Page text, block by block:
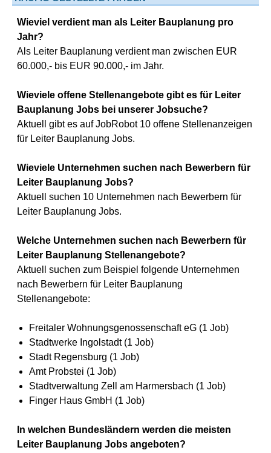
Wieviel verdient man als Leiter Bauplanung pro
Jahr?
Als Leiter Bauplanung verdient man zwischen EUR
60.000,- bis EUR 90.000,- im Jahr.
Wieviele offene Stellenangebote gibt es für Leiter
Bauplanung Jobs bei unserer Jobsuche?
Aktuell gibt es auf JobRobot 10 offene Stellenanzeigen
für Leiter Bauplanung Jobs.
Wieviele Unternehmen suchen nach Bewerbern für
Leiter Bauplanung Jobs?
Aktuell suchen 10 Unternehmen nach Bewerbern für
Leiter Bauplanung Jobs.
Welche Unternehmen suchen nach Bewerbern für
Leiter Bauplanung Stellenangebote?
Aktuell suchen zum Beispiel folgende Unternehmen
nach Bewerbern für Leiter Bauplanung
Stellenangebote:
Freitaler Wohnungsgenossenschaft eG (1 Job)
Stadtwerke Ingolstadt (1 Job)
Stadt Regensburg (1 Job)
Amt Probstei (1 Job)
Stadtverwaltung Zell am Harmersbach (1 Job)
Finger Haus GmbH (1 Job)
In welchen Bundesländern werden die meisten
Leiter Bauplanung Jobs angeboten?